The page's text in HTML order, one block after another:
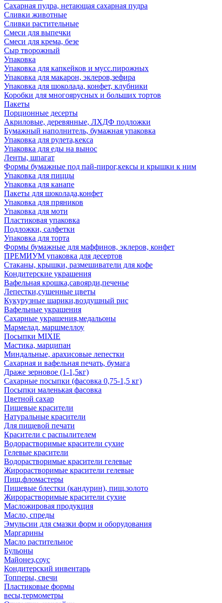
Сахарная пудра, нетающая сахарная пудра
Сливки животные
Сливки растительные
Смеси для выпечки
Смеси для крема, безе
Сыр творожный
Упаковка
Упаковка для капкейков и мусс.пирожных
Упаковка для макарон, эклеров,зефира
Упаковка для шоколада, конфет, клубники
Коробки для многоярусных и больших тортов
Пакеты
Порционные десерты
Акриловые, деревянные, ЛХДФ подложки
Бумажный наполнитель, бумажная упаковка
Упаковка для рулета,кекса
Упаковка для еды на вынос
Ленты, шпагат
Формы бумажные под пай-пирог,кексы и крышки к ним
Упаковка для пиццы
Упаковка для канапе
Пакеты для шоколада,конфет
Упаковка для пряников
Упаковка для моти
Пластиковая упаковка
Подложки, салфетки
Упаковка для торта
Формы бумажные для маффинов, эклеров, конфет
ПРЕМИУМ упаковка для десертов
Стаканы, крышки, размешиватели для кофе
Кондитерские украшения
Вафельная крошка,савоярди,печенье
Лепестки,сушенные цветы
Кукурузные шарики,воздушный рис
Вафельные украшения
Сахарные украшения,медальоны
Мармелад, маршмеллоу
Посыпки MIXIE
Мастика, марципан
Миндальные, арахисовые лепестки
Сахарная и вафельная печать, бумага
Драже зерновое (1-1,5кг)
Сахарные посыпки (фасовка 0,75-1,5 кг)
Посыпки маленькая фасовка
Цветной сахар
Пищевые красители
Натуральные красители
Для пищевой печати
Красители с распылителем
Водорастворимые красители сухие
Гелевые красители
Водорастворимые красители гелевые
Жирорастворимые красители гелевые
Пищ.фломастеры
Пищевые блестки (кандурин), пищ.золото
Жирорастворимые красители сухие
Масложировая продукция
Масло, спреды
Эмульсии для смазки форм и оборудования
Маргарины
Масло растительное
Бульоны
Майонез,соус
Кондитерский инвентарь
Топперы, свечи
Пластиковые формы
весы,термометры